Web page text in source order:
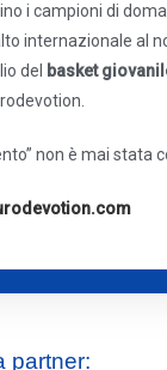
i campioni di
internazionale al
del
basket
non è mai stata
partner: